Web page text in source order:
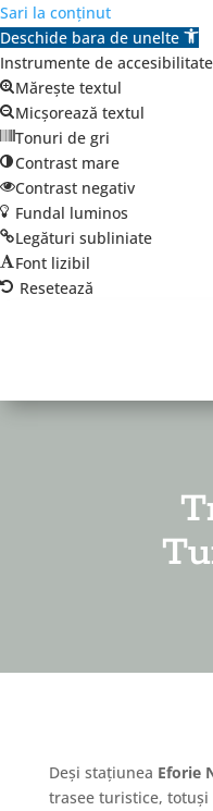
Sari la conținut
Deschide bara de unelte
Instrumente de accesibilitate
Mărește textul
Micșorează textul
Tonuri de gri
Contrast mare
Contrast negativ
Fundal luminos
Legături subliniate
Font lizibil
Resetează
Deși stațiunea Eforie
trasee turistice,